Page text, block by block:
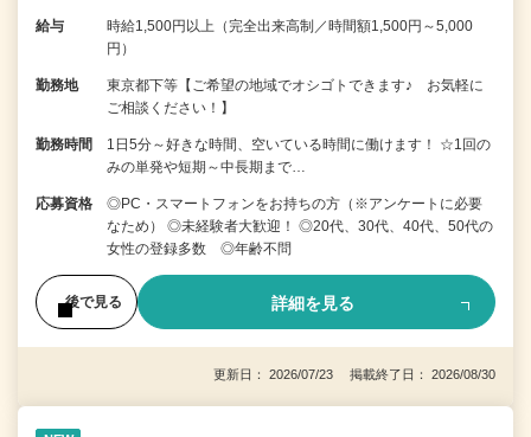
給与
時給1,500円以上（完全出来高制／時間額1,500円～5,000
円）
勤務地
東京都下等【ご希望の地域でオシゴトできます♪ お気軽に
ご相談ください！】
勤務時間
1日5分～好きな時間、空いている時間に働けます！ ☆1回の
みの単発や短期～中長期まで…
応募資格
◎PC・スマートフォンをお持ちの方（※アンケートに必要
なため） ◎未経験者大歓迎！ ◎20代、30代、40代、50代の
女性の登録多数 ◎年齢不問
後で見る 詳細を見る
更新日： 2026/07/23 掲載終了日： 2026/08/30